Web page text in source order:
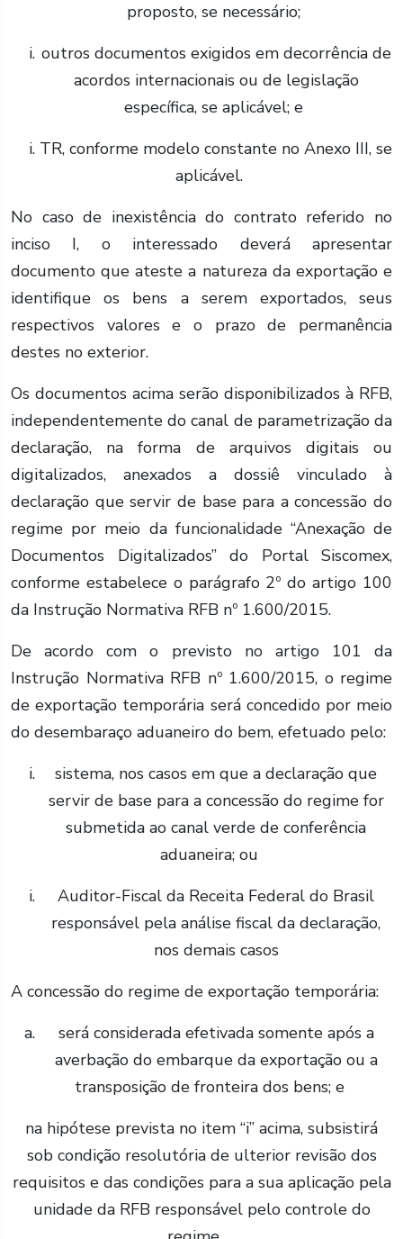
proposto, se necessário;
outros documentos exigidos em decorrência de
acordos internacionais ou de legislação
específica, se aplicável; e
TR, conforme modelo constante no Anexo III, se
aplicável.
No caso de inexistência do contrato referido no
inciso I, o interessado deverá apresentar
documento que ateste a natureza da exportação e
identifique os bens a serem exportados, seus
respectivos valores e o prazo de permanência
destes no exterior.
Os documentos acima serão disponibilizados à RFB,
independentemente do canal de parametrização da
declaração, na forma de arquivos digitais ou
digitalizados, anexados a dossiê vinculado à
declaração que servir de base para a concessão do
regime por meio da funcionalidade “Anexação de
Documentos Digitalizados” do Portal Siscomex,
conforme estabelece o parágrafo 2º do artigo 100
da Instrução Normativa RFB nº 1.600/2015.
De acordo com o previsto no artigo 101 da
Instrução Normativa RFB nº 1.600/2015, o regime
de exportação temporária será concedido por meio
do desembaraço aduaneiro do bem, efetuado pelo:
sistema, nos casos em que a declaração que
servir de base para a concessão do regime for
submetida ao canal verde de conferência
aduaneira; ou
Auditor-Fiscal da Receita Federal do Brasil
responsável pela análise fiscal da declaração,
nos demais casos
A concessão do regime de exportação temporária:
será considerada efetivada somente após a
averbação do embarque da exportação ou a
transposição de fronteira dos bens; e
na hipótese prevista no item “i” acima, subsistirá
sob condição resolutória de ulterior revisão dos
requisitos e das condições para a sua aplicação pela
unidade da RFB responsável pelo controle do